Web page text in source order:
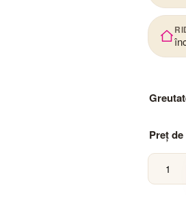
Preț
Cantitate
Mini